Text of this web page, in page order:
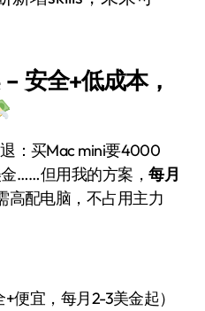
安全+低成本，
：买Mac mini要4000
……但用我的方案，每月
高配电脑，不占用主力
便宜，每月2-3美金起）